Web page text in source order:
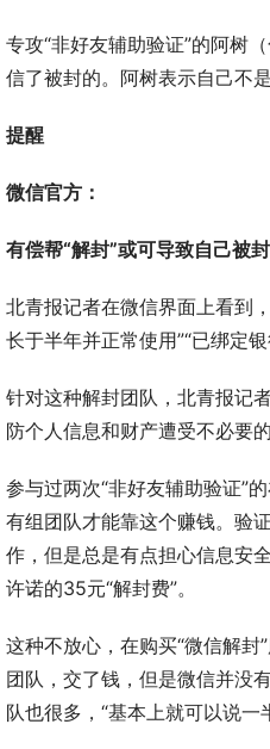
专攻“非好友辅助验证”的阿树
信了被封的。阿树表示自己不
提醒
微信官方：
有偿帮“解封”或可导致自己被封
北青报记者在微信界面上看到
长于半年并正常使用”“已绑定
针对这种解封团队，北青报记
防个人信息和财产遭受不必要的
参与过两次“非好友辅助验证”
有组团队才能靠这个赚钱。验
作，但是总是有点担心信息安
许诺的35元“解封费”。
这种不放心，在购买“微信解封
团队，交了钱，但是微信并没
队也很多，“基本上就可以说一